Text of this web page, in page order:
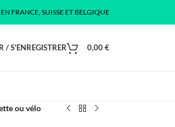
FRANCE, SUISSE ET BELGIQUE
/ S'ENREGISTRER 0,00€
ou vélo